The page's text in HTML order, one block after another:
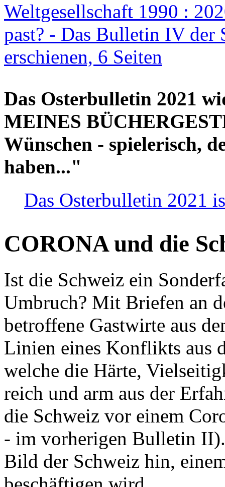
Weltgesellschaft 1990 :
past? - Das Bulletin IV der
erschienen, 6 Seiten
Das Osterbulletin 2021
MEINES
Wünschen - spielerisch,
haben..."
Das Osterbulletin 2021
CORONA und die
Ist die Schweiz ein
Umbruch? Mit Briefen an
betroffene Gastwirte aus
Linien eines Konflikts aus
welche die Härte,
reich und arm aus der
die Schweiz vor einem
- im vorherigen Bulletin
Bild der Schweiz hin,